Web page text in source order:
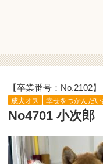
【卒業番号：No.2102】
成犬オス 幸せをつかんだ
No4701 小次郎